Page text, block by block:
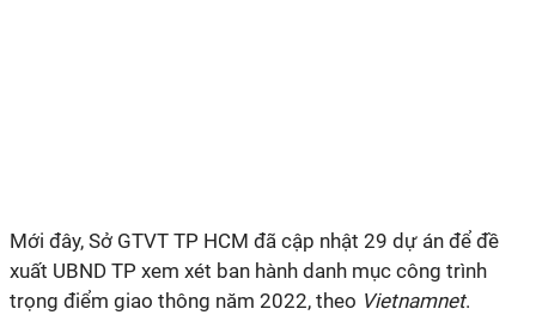
Mới đây, Sở GTVT TP HCM đã cập nhật 29 dự án để đề
xuất UBND TP xem xét ban hành danh mục công trình
trọng điểm giao thông năm 2022, theo Vietnamnet.